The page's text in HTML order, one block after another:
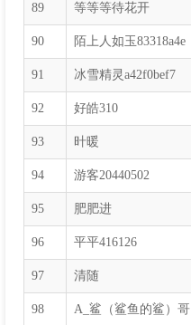
89 等等等待花开
90 陌上人如玉83318a4e
91 冰雪精灵a42f0bef7
92 好皓310
93 旪暖
94 游客20440502
95 肥肥进
96 平平416126
97 清随
98 A_鲨（鲨鱼的鲨）哥